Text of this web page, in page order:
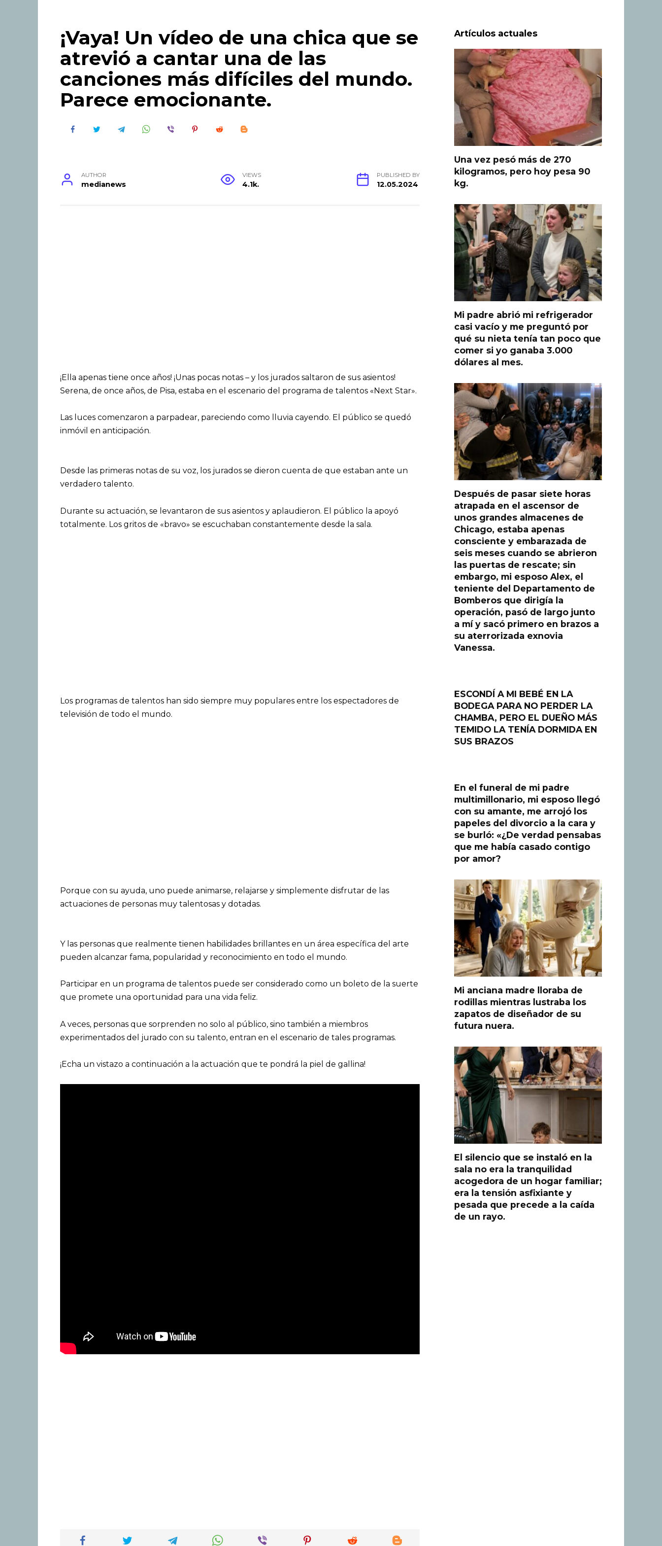
¡Vaya! Un vídeo de una chica que se
atrevió a cantar una de las
canciones más difíciles del mundo.
Parece emocionante.
AUTHOR
medianews
VIEWS
4.1k.
PUBLISHED BY
12.05.2024
¡Ella apenas tiene once años! ¡Unas pocas notas – y los jurados saltaron de sus asientos!
Serena, de once años, de Pisa, estaba en el escenario del programa de talentos «Next Star».
Las luces comenzaron a parpadear, pareciendo como lluvia cayendo. El público se quedó
inmóvil en anticipación.
Desde las primeras notas de su voz, los jurados se dieron cuenta de que estaban ante un
verdadero talento.
Durante su actuación, se levantaron de sus asientos y aplaudieron. El público la apoyó
totalmente. Los gritos de «bravo» se escuchaban constantemente desde la sala.
Los programas de talentos han sido siempre muy populares entre los espectadores de
televisión de todo el mundo.
Porque con su ayuda, uno puede animarse, relajarse y simplemente disfrutar de las
actuaciones de personas muy talentosas y dotadas.
Y las personas que realmente tienen habilidades brillantes en un área específica del arte
pueden alcanzar fama, popularidad y reconocimiento en todo el mundo.
Participar en un programa de talentos puede ser considerado como un boleto de la suerte
que promete una oportunidad para una vida feliz.
A veces, personas que sorprenden no solo al público, sino también a miembros
experimentados del jurado con su talento, entran en el escenario de tales programas.
¡Echa un vistazo a continuación a la actuación que te pondrá la piel de gallina!
Artículos actuales
Una vez pesó más de 270
kilogramos, pero hoy pesa 90
kg.
Mi padre abrió mi refrigerador
casi vacío y me preguntó por
qué su nieta tenía tan poco que
comer si yo ganaba 3.000
dólares al mes.
Después de pasar siete horas
atrapada en el ascensor de
unos grandes almacenes de
Chicago, estaba apenas
consciente y embarazada de
seis meses cuando se abrieron
las puertas de rescate; sin
embargo, mi esposo Alex, el
teniente del Departamento de
Bomberos que dirigía la
operación, pasó de largo junto
a mí y sacó primero en brazos a
su aterrorizada exnovia
Vanessa.
ESCONDÍ A MI BEBÉ EN LA
BODEGA PARA NO PERDER LA
CHAMBA, PERO EL DUEÑO MÁS
TEMIDO LA TENÍA DORMIDA EN
SUS BRAZOS
En el funeral de mi padre
multimillonario, mi esposo llegó
con su amante, me arrojó los
papeles del divorcio a la cara y
se burló: «¿De verdad pensabas
que me había casado contigo
por amor?
Mi anciana madre lloraba de
rodillas mientras lustraba los
zapatos de diseñador de su
futura nuera.
El silencio que se instaló en la
sala no era la tranquilidad
acogedora de un hogar familiar;
era la tensión asfixiante y
pesada que precede a la caída
de un rayo.